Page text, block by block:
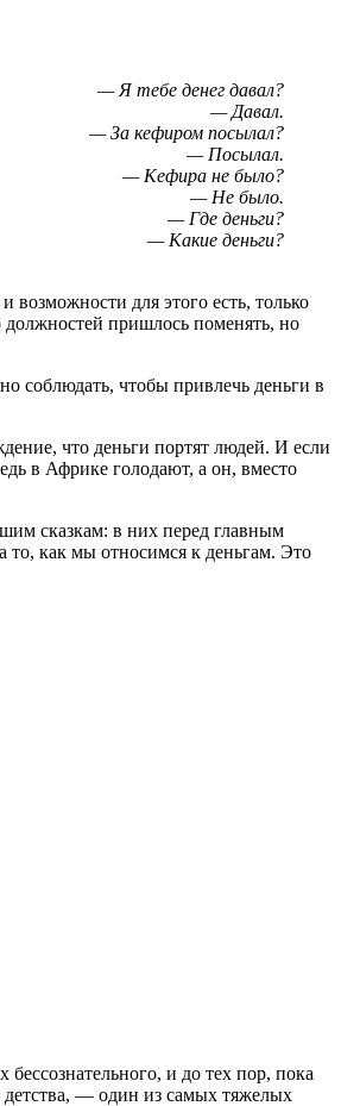
— Я тебе денег давал?
— Давал.
— За кефиром посылал?
— Посылал.
— Кефира не было?
— Не было.
— Где деньги?
— Какие деньги?
для этого есть, только
должностей пришлось поменять, но
соблюдать, чтобы привлечь деньги в
что деньги портят людей. И если
в Африке голодают, а он, вместо
сказкам: в них перед главным
то, как мы относимся к деньгам. Это
и до тех пор, пока
— один из самых тяжелых